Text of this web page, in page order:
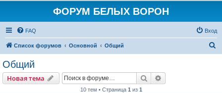
ФОРУМ БЕЛЫХ ВОРОН
FAQ Вход
Список форумов Основной Общий
Общий
Новая тема Поиск
10 тем • Страница 1 из 1